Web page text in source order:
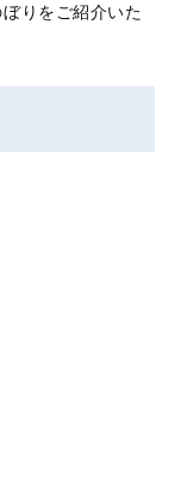
りをご紹介いた